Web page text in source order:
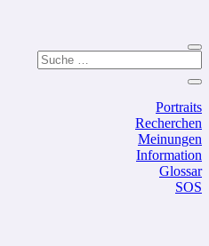
Portraits
Recherchen
Meinungen
Information
Glossar
SOS